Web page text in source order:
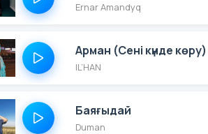
Ernar Amandyq
Арман (Сені күнде көру)
IL’HAN
Баяғыдай
Duman